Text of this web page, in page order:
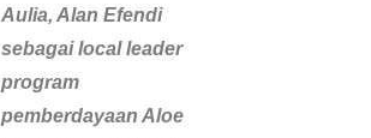
Aulia, Alan Efendi
sebagai local leader
program
pemberdayaan Aloe